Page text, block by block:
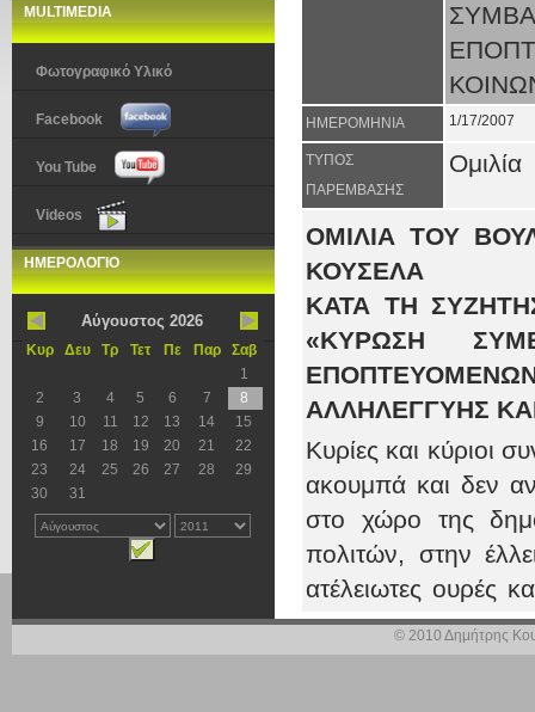
MULTIMEDIA
Φωτογραφικό Υλικό
Facebook
You Tube
Videos
ΗΜΕΡΟΛΟΓΙΟ
Αύγουστος 2026
Κυρ Δευ Τρ Τετ Πε Παρ
Σαβ
1
2
3 4 5 6 7
8
9
10 11 12 13 14
15
16
17 18 19 20 21
22
23
24 25 26 27 28
29
30
31
ΗΜΕΡΟΜΗΝΙΑ 1/17/2007
ΤΥΠΟΣ
ΠΑΡΕΜΒΑΣΗΣ
Ομιλία
ΟΜΙΛΙΑ ΤΟΥ
ΚΟΥΣΕΛΑ
ΚΑΤΑ ΤΗ
«ΚΥΡΩΣΗ
ΕΠΟΠΤΕΥΟΜΕΝΩΝ
ΑΛΛΗΛΕΓΓΥΗΣ
Κυρίες και κύριοι
ακουμπά και δεν
στο χώρο της
πολιτών, στην
ατέλειωτες ουρές
πολίτης.
Αντίθετα , το σ.ν.
© 2010 Δημήτρης